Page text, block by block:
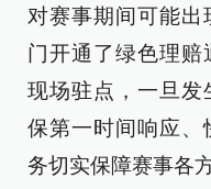
对赛事期间可能出
门开通了绿色理赔
现场驻点，一旦发
保第一时间响应、
务切实保障赛事各